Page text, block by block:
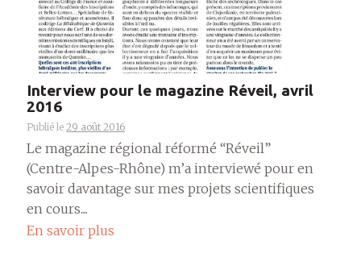
Interview pour le magazine Réveil, avril
2016
Publié le 29 août 2016
Le magazine régional réformé “Réveil”
(Centre-Alpes-Rhône) m’a interviewé pour en
savoir davantage sur mes projets scientifiques
en cours....
En savoir plus